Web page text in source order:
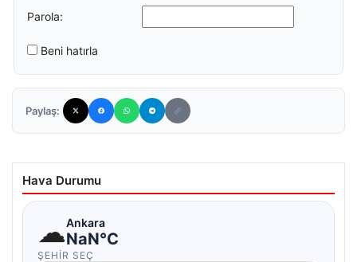
Parola:
Beni hatırla
Paylaş:
Hava Durumu
☁Ankara
NaN°C
ŞEHIR SEÇ